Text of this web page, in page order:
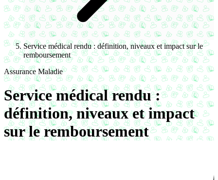
Service médical rendu : définition, niveaux et impact sur le
remboursement
Assurance Maladie
Service médical rendu :
définition, niveaux et impact
sur le remboursement